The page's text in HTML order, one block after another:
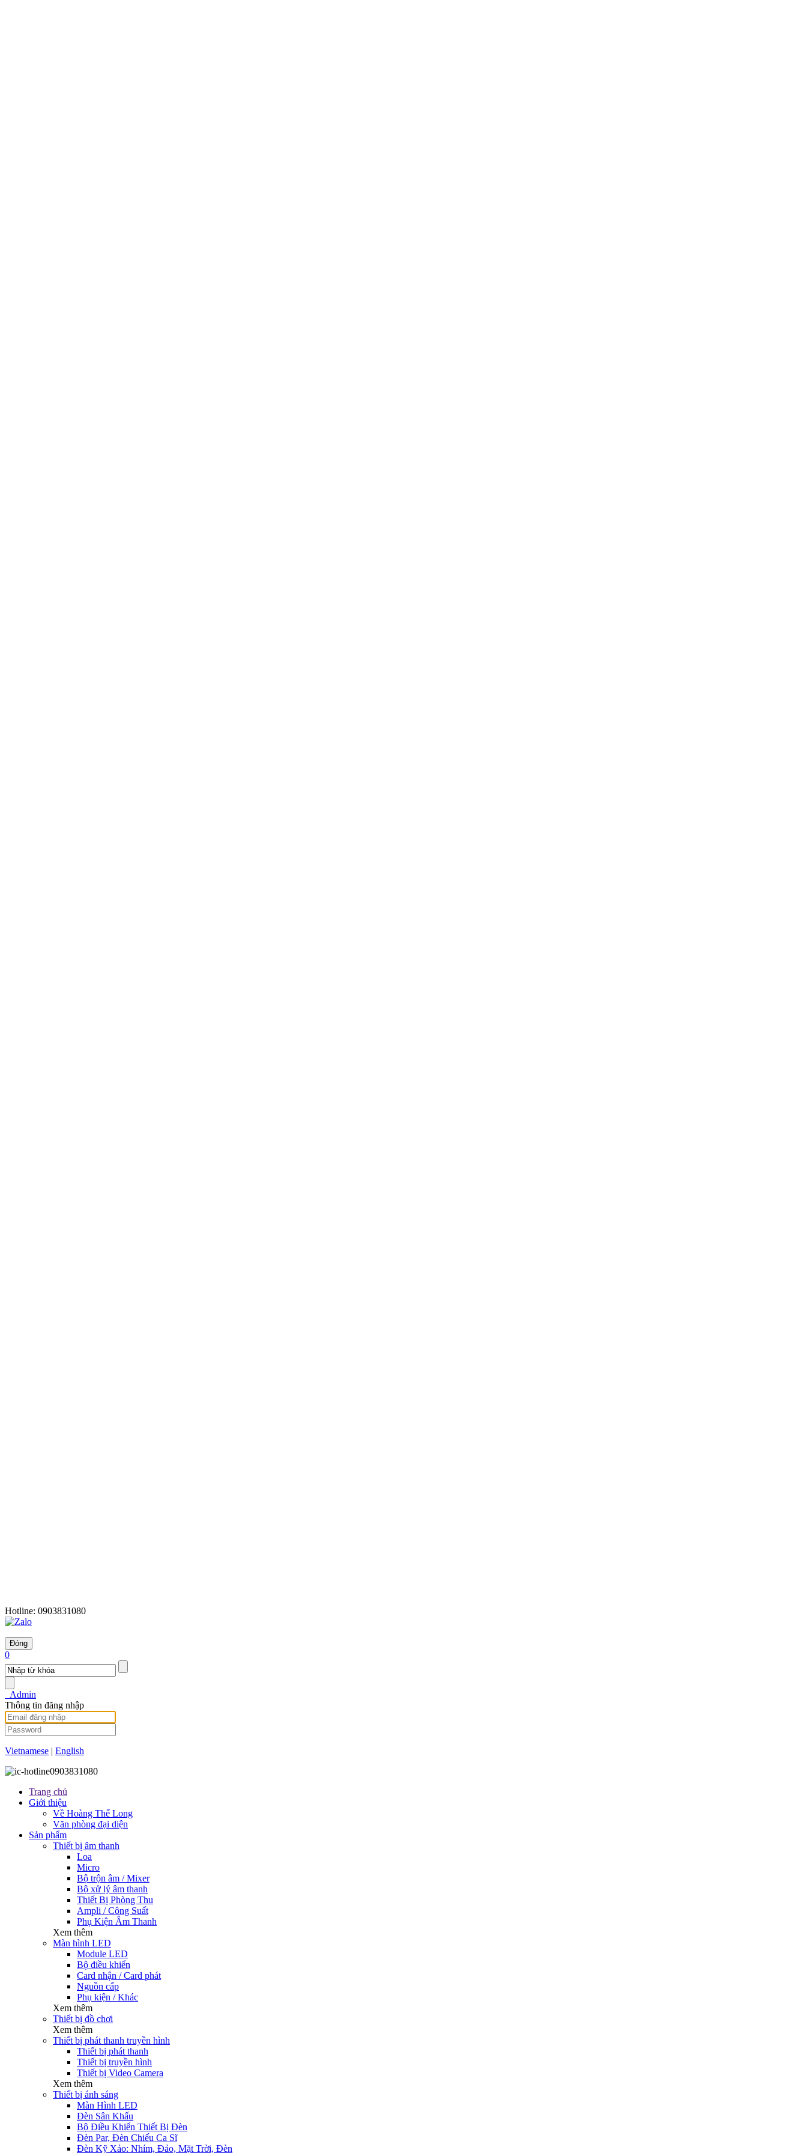
Hotline: 0903831080
Đóng
0
Admin
Thông tin đăng nhập
Vietnamese | English
0903831080
Trang chủ
Giới thiệu
Về Hoàng Thế Long
Văn phòng đại diện
Sản phẩm
Thiết bị âm thanh
Loa
Micro
Bộ trộn âm / Mixer
Bộ xử lý âm thanh
Thiết Bị Phòng Thu
Ampli / Công Suất
Phụ Kiện Âm Thanh
Xem thêm
Màn hình LED
Module LED
Bộ điều khiển
Card nhận / Card phát
Nguồn cấp
Phụ kiện / Khác
Xem thêm
Thiết bị đồ chơi
Xem thêm
Thiết bị phát thanh truyền hình
Thiết bị phát thanh
Thiết bị truyền hình
Thiết bị Video Camera
Xem thêm
Thiết bị ánh sáng
Màn Hình LED
Đèn Sân Khấu
Bộ Điều Khiển Thiết Bị Đèn
Đèn Par, Đèn Chiếu Ca Sĩ
Đèn Kỹ Xảo: Nhím, Đảo, Mặt Trời, Đèn